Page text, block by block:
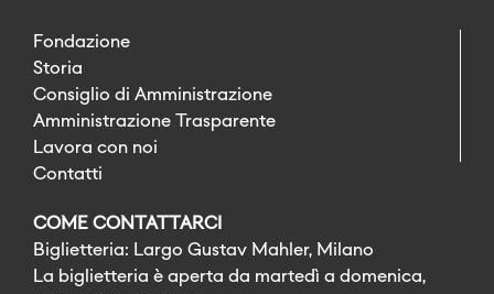
Fondazione
Storia
Consiglio di Amministrazione
Amministrazione Trasparente
Lavora con noi
Contatti
COME CONTATTARCI
Biglietteria: Largo Gustav Mahler, Milano
La biglietteria è aperta da martedì a domenica,